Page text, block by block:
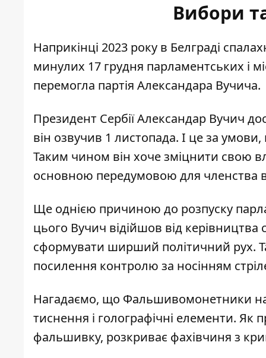
Вибори
Наприкінці 2023 року в Белграді
минулих 17 грудня парламентських і
перемогла партія Александара Вучича.
Президент Сербії Александар Вучич
він озвучив 1 листопада. І це за
Таким чином він хоче зміцнити свою
основною передумовою для членства
Ще однією причиною до розпуску
цього Вучич відійшов від керівництва
сформувати ширший політичний рух.
посилення контролю за носінням
Нагадаємо, що Фальшивомонетники
тиснення і голографічні елементи. Як
фальшивку, розкриває фахівчиня з